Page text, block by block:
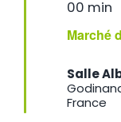
Marché
en
00 min
Salle
France